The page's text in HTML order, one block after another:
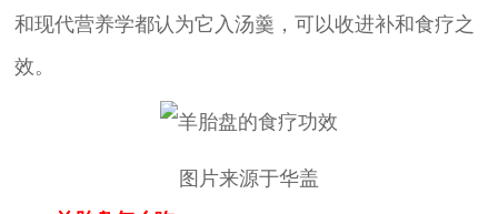
和现代营养学都认为它入汤羹，可以收进补和食疗之
效。
图片来源于华盖